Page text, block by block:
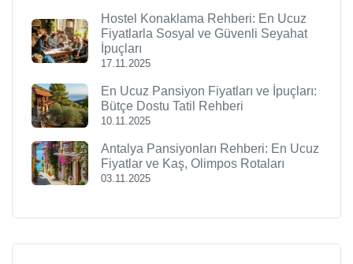
Hostel Konaklama Rehberi: En Ucuz
Fiyatlarla Sosyal ve Güvenli Seyahat
İpuçları
17.11.2025
En Ucuz Pansiyon Fiyatları ve İpuçları:
Bütçe Dostu Tatil Rehberi
10.11.2025
Antalya Pansiyonları Rehberi: En Ucuz
Fiyatlar ve Kaş, Olimpos Rotaları
03.11.2025